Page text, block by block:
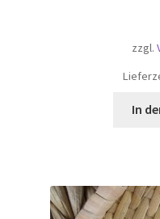
zzgl.
In